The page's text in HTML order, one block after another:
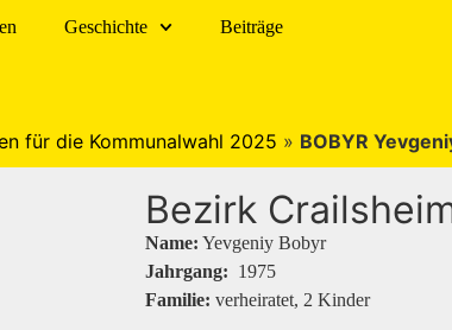
Geschichte Beiträge
für die Kommunalwahl 2025 » BOBYR
Bezirk
Name: Yevgeniy Bobyr
Jahrgang: 1975
Familie: verheiratet, 2 Kinder